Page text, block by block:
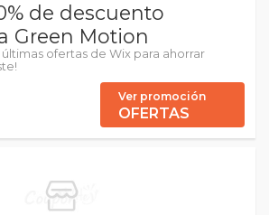
de descuento
Green Motion
últimas ofertas de Wix para ahorrar
Ver promoción
OFERTAS